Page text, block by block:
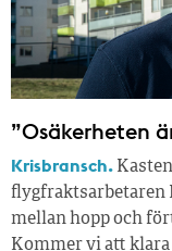
”Osäkerheten
Krisbransch.
flygfraktsarbetaren
mellan hopp och
Kommer vi att klara